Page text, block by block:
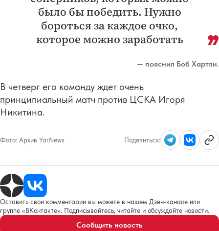
было бы победить. Нужно
бороться за каждое очко,
которое можно заработать
— пояснил Боб Хартли.
В четверг его команду ждет очень
принципиальный матч против ЦСКА Игоря
Никитина.
Фото: Архив YarNews Поделиться:
Оставить свои комментарии вы можете в нашем Дзен-канале или
группе «ВКонтакте». Подписывайтесь, читайте и обсуждайте новости.
Сообщить новость